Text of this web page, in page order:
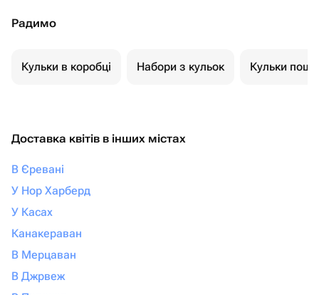
Радимо
Кульки в коробці Набори з кульок Кульки
Доставка квітів в інших містах
В Єревані
У Нор Харберд
У Касах
Канакераван
В Мерцаван
В Джрвеж